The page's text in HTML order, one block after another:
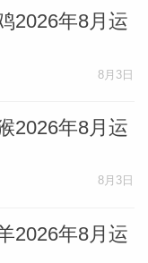
朋友健康运良
可，健康上并
烂桃花
”，逢合主贵
。对于生肖狗
睐与赏识，可
2026年8月运
8月3日
2026年8月运
8月3日
2026年8月运